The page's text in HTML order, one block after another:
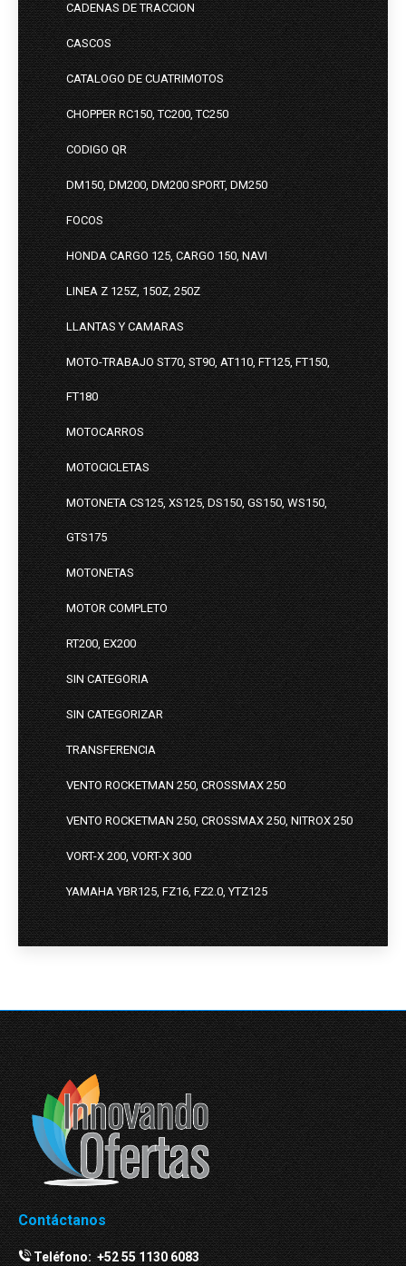
CADENAS DE TRACCION
CASCOS
CATALOGO DE CUATRIMOTOS
CHOPPER RC150, TC200, TC250
CODIGO QR
DM150, DM200, DM200 SPORT, DM250
FOCOS
HONDA CARGO 125, CARGO 150, NAVI
LINEA Z 125Z, 150Z, 250Z
LLANTAS Y CAMARAS
MOTO-TRABAJO ST70, ST90, AT110, FT125, FT150,
FT180
MOTOCARROS
MOTOCICLETAS
MOTONETA CS125, XS125, DS150, GS150, WS150,
GTS175
MOTONETAS
MOTOR COMPLETO
RT200, EX200
SIN CATEGORIA
SIN CATEGORIZAR
TRANSFERENCIA
VENTO ROCKETMAN 250, CROSSMAX 250
VENTO ROCKETMAN 250, CROSSMAX 250, NITROX 250
VORT-X 200, VORT-X 300
YAMAHA YBR125, FZ16, FZ2.0, YTZ125
Contáctanos
Teléfono:+52 55 1130 6083